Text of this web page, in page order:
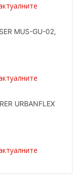
MUS-GU-02,
URBANFLEX